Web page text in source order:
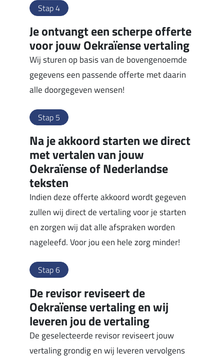
Stap 4
Je ontvangt een scherpe offerte
voor jouw Oekraïense vertaling
Wij sturen op basis van de bovengenoemde
gegevens een passende offerte met daarin
alle doorgegeven wensen!
Stap 5
Na je akkoord starten we direct
met vertalen van jouw
Oekraïense of Nederlandse
teksten
Indien deze offerte akkoord wordt gegeven
zullen wij direct de vertaling voor je starten
en zorgen wij dat alle afspraken worden
nageleefd. Voor jou een hele zorg minder!
Stap 6
De revisor reviseert de
Oekraïense vertaling en wij
leveren jou de vertaling
De geselecteerde revisor reviseert jouw
vertaling grondig en wij leveren vervolgens